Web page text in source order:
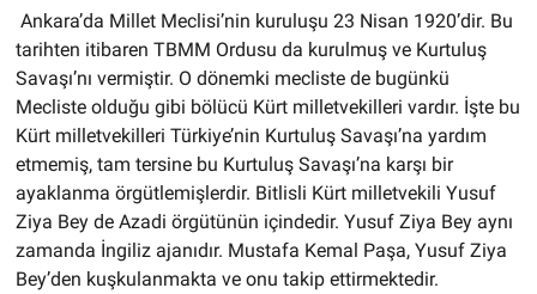
Ankara’da Millet Meclisi’nin kuruluşu 23 Nisan 1920’dir. Bu
tarihten itibaren TBMM Ordusu da kurulmuş ve Kurtuluş
Savaşı’nı vermiştir. O dönemki mecliste de bugünkü
Mecliste olduğu gibi bölücü Kürt milletvekilleri vardır. İşte bu
Kürt milletvekilleri Türkiye’nin Kurtuluş Savaşı’na yardım
etmemiş, tam tersine bu Kurtuluş Savaşı’na karşı bir
ayaklanma örgütlemişlerdir. Bitlisli Kürt milletvekili Yusuf
Ziya Bey de Azadi örgütünün içindedir. Yusuf Ziya Bey aynı
zamanda İngiliz ajanıdır. Mustafa Kemal Paşa, Yusuf Ziya
Bey’den kuşkulanmakta ve onu takip ettirmektedir.